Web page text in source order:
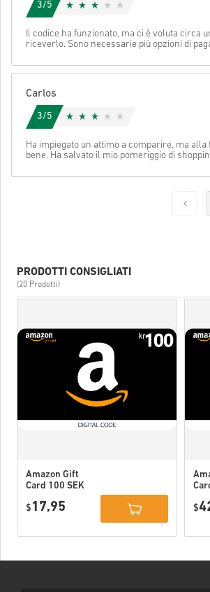
Guarda la guida rapida sopra oppure segui i
• Inserisci il tuo indirizzo email
• Seleziona il metodo di pagamento preferito
Per ulteriori informazioni controllate per
FAQs
Se durante l'acquisto si verificasse un
problema, notificatecelo utilizzando il
Per alcuni prodotti è possibile ricevere
Stella Ricevuta:
Cancella
3/5
Il codice ha funzionato, ma ci è voluta circa
riceverlo. Sono necessarie più opzioni di
Carlos
3/5
Ha impiegato un attimo a comparire, ma
bene. Ha salvato il mio pomeriggio di
PRODOTTI CONSIGLIATI
(20 Prodotti)
Amazon Gift
Card 100 SEK
$ 17,95
$